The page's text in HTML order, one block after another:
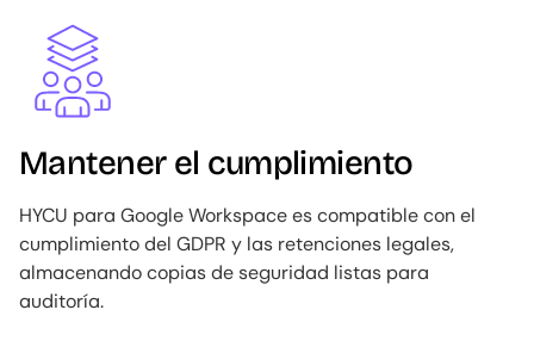
Image
Mantener el cumplimiento
HYCU para Google Workspace es compatible con el
cumplimiento del GDPR y las retenciones legales,
almacenando copias de seguridad listas para
auditoría.